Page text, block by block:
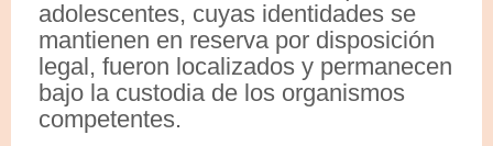
adolescentes, cuyas identidades se
mantienen en reserva por disposición
legal, fueron localizados y permanecen
bajo la custodia de los organismos
competentes.